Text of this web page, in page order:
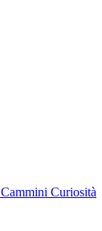
Cammini Curiosità